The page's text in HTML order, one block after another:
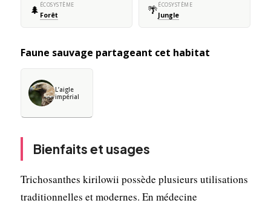
🌲 ÉCOSYSTÈME
Forêt 🌴ÉCOSYSTÈME
Jungle
Faune sauvage partageant cet habitat
L’aigle
impérial
Bienfaits et usages
Trichosanthes kirilowii possède plusieurs utilisations
traditionnelles et modernes. En médecine